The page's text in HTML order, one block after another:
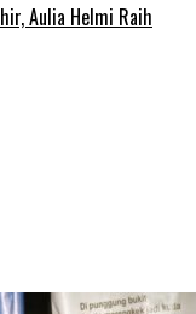
Aulia Helmi Raih